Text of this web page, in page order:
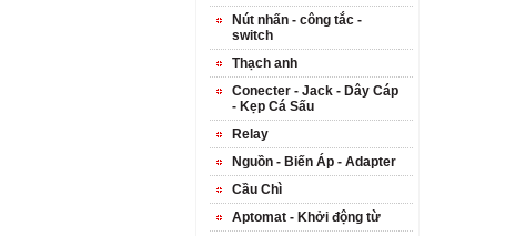
Nút nhấn - công tắc -
switch
Thạch anh
Conecter - Jack - Dây Cáp
- Kẹp Cá Sấu
Relay
Nguồn - Biến Áp - Adapter
Cầu Chì
Aptomat - Khởi động từ